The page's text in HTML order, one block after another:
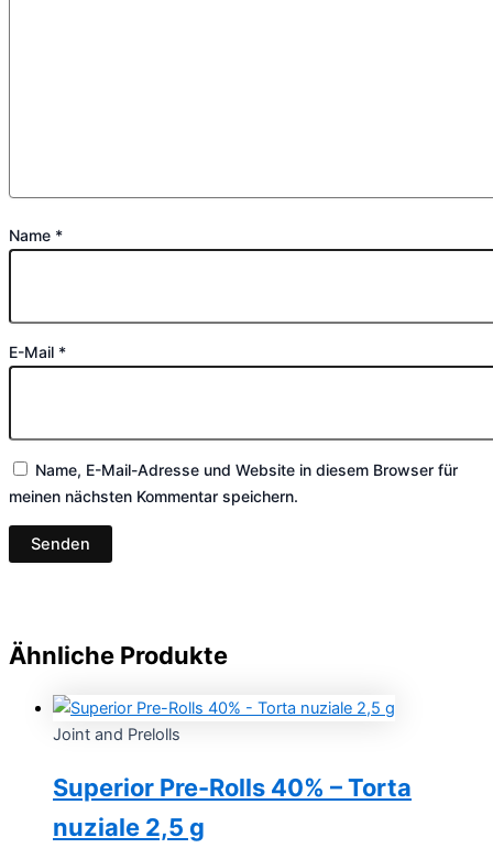
Name *
E-Mail *
Name, E-Mail-Adresse und Website in diesem Browser für
meinen nächsten Kommentar speichern.
Ähnliche Produkte
Joint and Prelolls
Superior Pre-Rolls 40% – Torta
nuziale 2,5 g